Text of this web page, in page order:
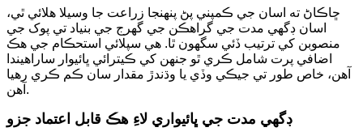
ڇاڪاڻ ته اسان جي ڪمپني پڻ پنهنجا زراعت جا وسيلا هلائي ٿي،
اسان ڊگهي مدت جي گراهڪن جي گهرج جي بنياد تي پوک جي
منصوبن کي ترتيب ڏئي سگهون ٿا. هي سپلائي استحڪام جي هڪ
اضافي پرت شامل ڪري ٿو جنهن کي ڪيترائي ڀائيوار ساراهيندا
آهن، خاص طور تي جيڪي وڏي يا وڌندڙ مقدار سان ڪم ڪري رهيا
آهن.
ڊگهي مدت جي ڀائيواري لاءِ هڪ قابل اعتماد جزو